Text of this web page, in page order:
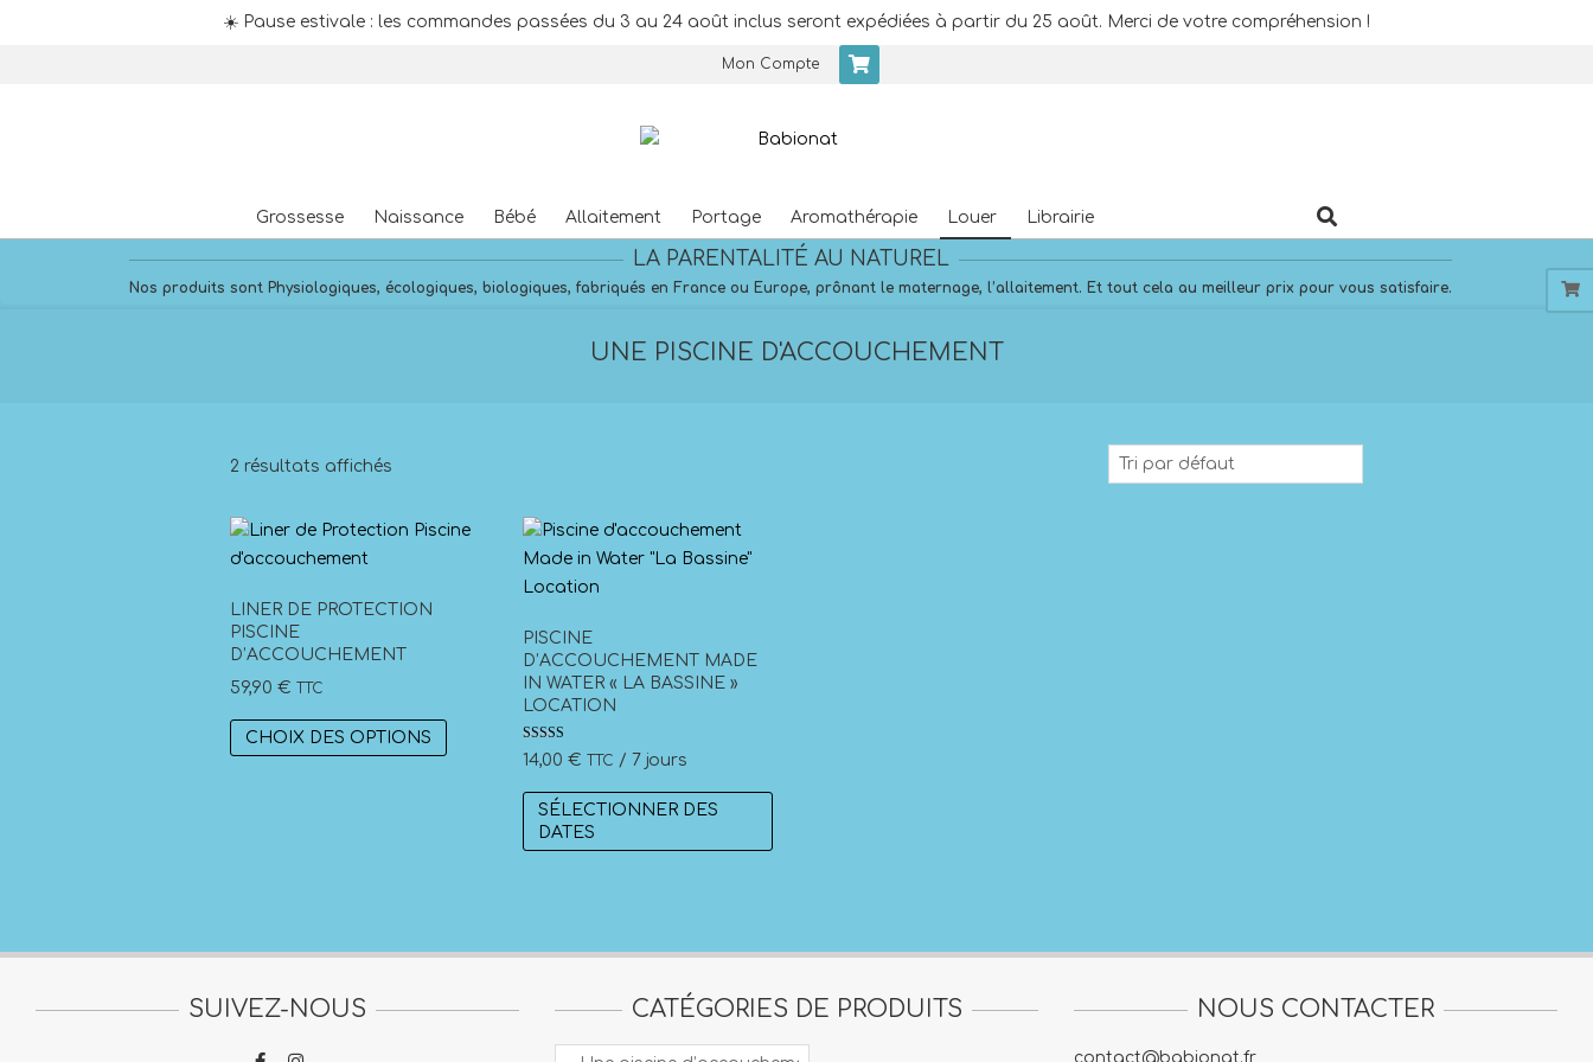
☀️ Pause estivale : les commandes passées du 3 au 24 août inclus seront expédiées à partir du 25 août. Merci de votre compréhension !
Mon Compte
Primary
Navigation
Menu
Grossesse Naissance Bébé Allaitement Portage Aromathérapie Louer Librairie
Search
LA PARENTALITÉ AU NATUREL
Nos produits sont Physiologiques, écologiques, biologiques, fabriqués en France ou Europe, prônant le maternage, l’allaitement. Et tout cela au meilleur prix pour vous satisfaire.
UNE PISCINE D'ACCOUCHEMENT
2 résultats affichés
LINER DE PROTECTION
PISCINE
D’ACCOUCHEMENT
59,90€ TTC
CHOIX DES OPTIONS
Ce
produit
être
sur
PISCINE
D’ACCOUCHEMENT MADE
IN WATER « LA BASSINE »
LOCATION
Note
5.00
14,00€ TTC / 7 jours
SÉLECTIONNER DES
DATES
SUIVEZ-NOUS CATÉGORIES DE PRODUITS NOUS CONTACTER
contact@babionat.fr